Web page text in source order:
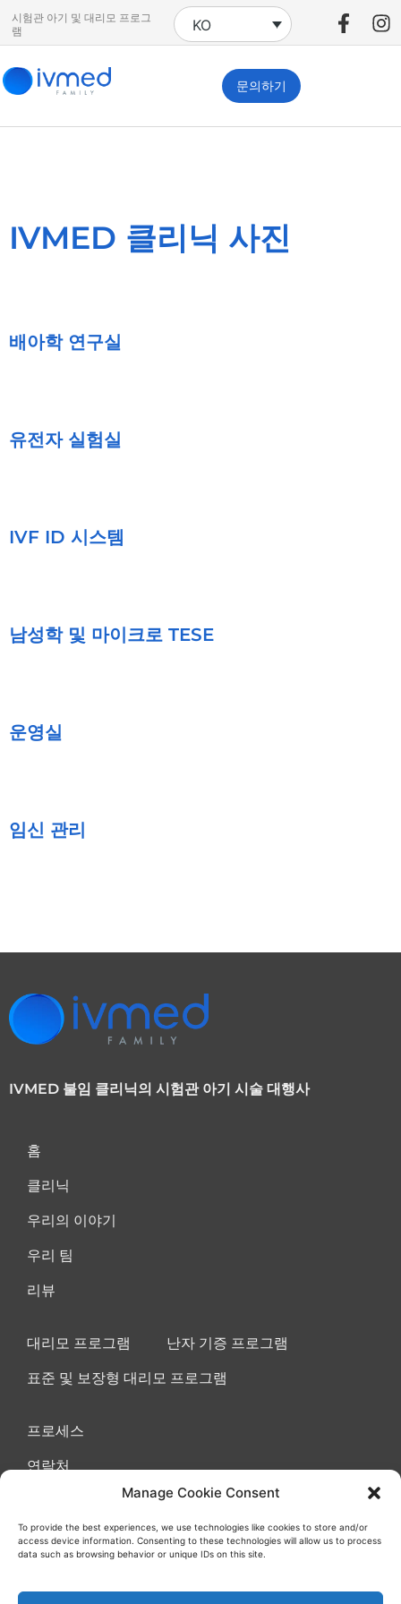
Manage Cookie Consent
To provide the best experiences, we use technologies like cookies to store and/or
access device information. Consenting to these technologies will allow us to process
data such as browsing behavior or unique IDs on this site.
시험관 아기 및 대리모 프로그
램
KO
문의하기
IVMED 클리닉 사진
배아학 연구실
유전자 실험실
IVF ID 시스템
남성학 및 마이크로 TESE
운영실
임신 관리
IVMED 불임 클리닉의 시험관 아기 시술 대행사
홈
클리닉
우리의 이야기
우리 팀
리뷰
대리모 프로그램 난자 기증 프로그램
표준 및 보장형 대리모 프로그램
프로세스
연락처
이용 약관 동의 쿠키 개인정보 보호정책